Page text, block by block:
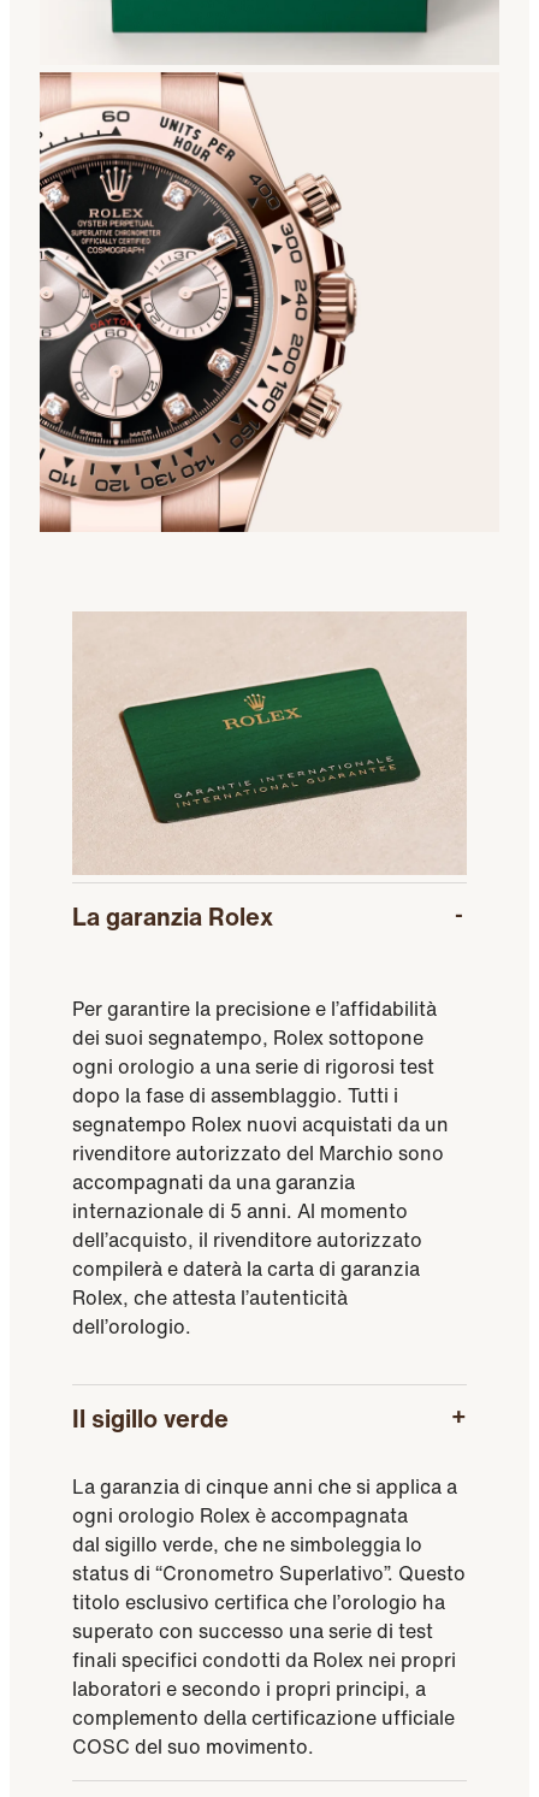
La garanzia Rolex
Per garantire la precisione e l’affidabilità
dei suoi segnatempo, Rolex sottopone
ogni orologio a una serie di rigorosi test
dopo la fase di assemblaggio. Tutti i
segnatempo Rolex nuovi acquistati da un
rivenditore autorizzato del Marchio sono
accompagnati da una garanzia
internazionale di 5 anni. Al momento
dell’acquisto, il rivenditore autorizzato
compilerà e daterà la carta di garanzia
Rolex, che attesta l’autenticità
dell’orologio.
Il sigillo verde
La garanzia di cinque anni che si applica a
ogni orologio Rolex è accompagnata
dal sigillo verde, che ne simboleggia lo
status di “Cronometro Superlativo”. Questo
titolo esclusivo certifica che l’orologio ha
superato con successo una serie di test
finali specifici condotti da Rolex nei propri
laboratori e secondo i propri principi, a
complemento della certificazione ufficiale
COSC del suo movimento.